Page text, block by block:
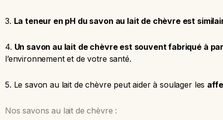
3. La teneur en pH du savon au lait de chèvre est
4. Un savon au lait de chèvre est souvent fabriqué à
l’environnement et de votre santé.
5. Le savon au lait de chèvre peut aider à soulager les
Nos savons au lait de chèvre :